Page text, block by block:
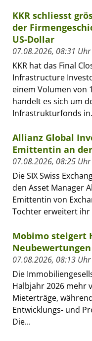
KKR schliesst
der
US-Dollar
07.08.2026, 08:31 Uhr
KKR hat das Final
Infrastructure
einem Volumen von
handelt es sich um
Infrastrukturfonds
Allianz Global
Emittentin an der
07.08.2026, 08:25 Uhr
Die SIX Swiss
den Asset Manager
Emittentin von
Tochter erweitert ihr
Mobimo steigert
Neubewertungen
07.08.2026, 08:13 Uhr
Die
Halbjahr 2026 mehr
Mieterträge,
Entwicklungs- und
Die...